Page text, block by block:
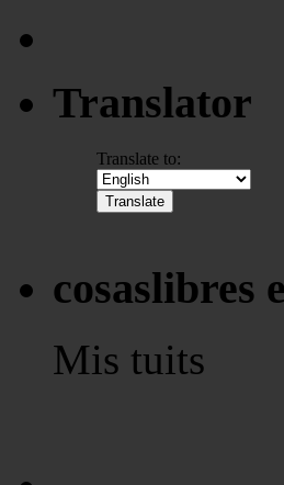
Translator
Translate to:
cosaslibres
Mis tuits